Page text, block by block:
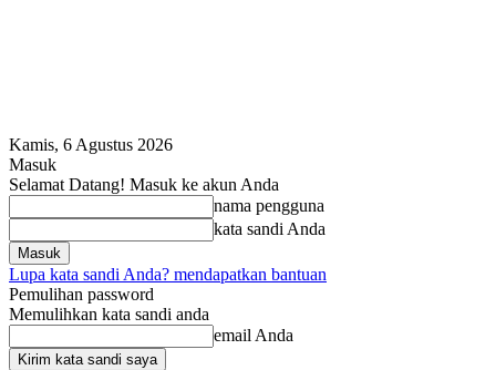
Kamis, 6 Agustus 2026
Masuk
Selamat Datang! Masuk ke akun Anda
nama pengguna
kata sandi Anda
Lupa kata sandi Anda? mendapatkan bantuan
Pemulihan password
Memulihkan kata sandi anda
email Anda